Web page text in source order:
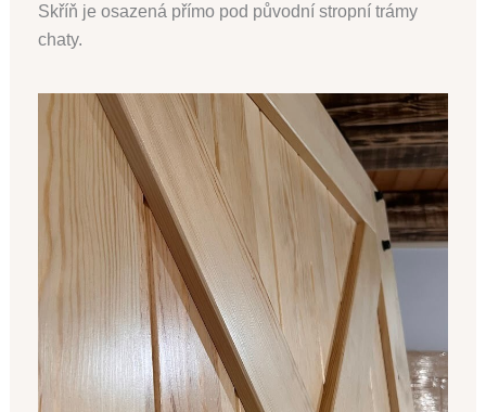
Skříň je osazená přímo pod původní stropní trámy
chaty.